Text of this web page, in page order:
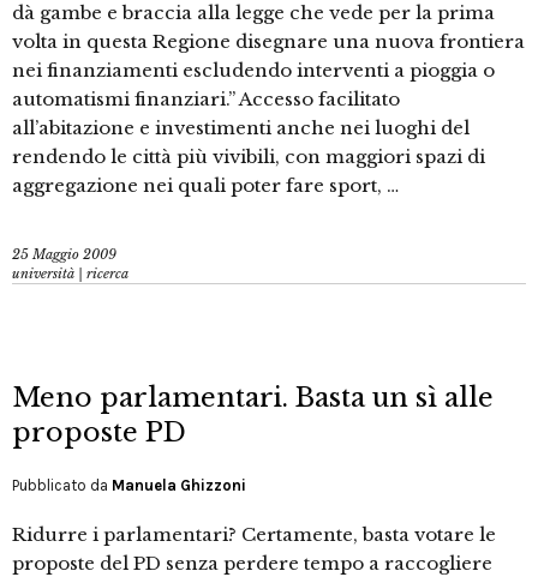
dà gambe e braccia alla legge che vede per la prima
volta in questa Regione disegnare una nuova frontiera
nei finanziamenti escludendo interventi a pioggia o
automatismi finanziari.” Accesso facilitato
all’abitazione e investimenti anche nei luoghi del
rendendo le città più vivibili, con maggiori spazi di
aggregazione nei quali poter fare sport, …
25 Maggio 2009
università | ricerca
Meno parlamentari. Basta un sì alle
proposte PD
Pubblicato da Manuela Ghizzoni
Ridurre i parlamentari? Certamente, basta votare le
proposte del PD senza perdere tempo a raccogliere